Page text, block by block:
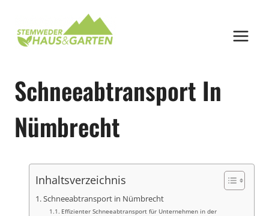
springen
Schneeabtransport In
Nümbrecht
Inhaltsverzeichnis
Schneeabtransport in Nümbrecht
Effizienter Schneeabtransport für Unternehmen in der